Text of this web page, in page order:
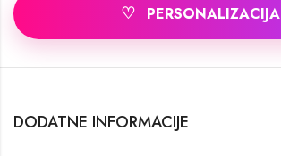
♡ PERSONALIZACIJA
DODATNE INFORMACIJE